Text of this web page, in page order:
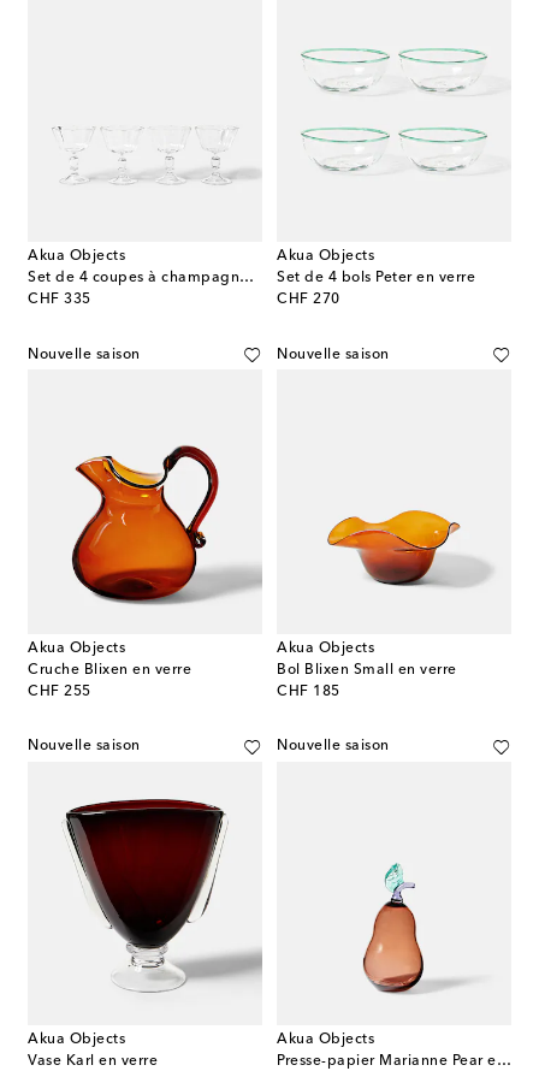
Akua Objects
Set de 4 coupes à champagne Alban
CHF 335
original price
Akua Objects
Set de 4 bols Peter en verre
CHF 270
original price
Nouvelle saison
Akua Objects
Cruche Blixen en verre
CHF 255
original price
Nouvelle saison
Akua Objects
Bol Blixen Small en verre
CHF 185
original price
Nouvelle saison
Akua Objects
Vase Karl en verre
Nouvelle saison
Akua Objects
Presse-papier Marianne Pear en verre